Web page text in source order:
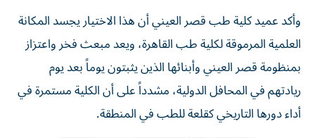
وأكد عميد كلية طب قصر العيني أن هذا الاختيار يجسد المكانة
العلمية المرموقة لكلية طب القاهرة، ويعد مبعث فخر واعتزاز
بمنظومة قصر العيني وأبنائها الذين يثبتون يوماً بعد يوم
ريادتهم في المحافل الدولية، مشدداً على أن الكلية مستمرة في
أداء دورها التاريخي كقلعة للطب في المنطقة.